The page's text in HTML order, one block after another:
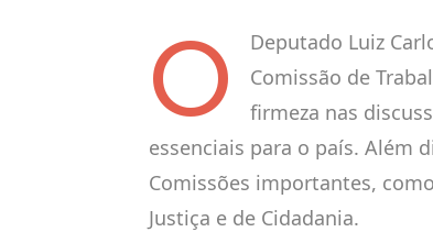
O
Deputado Luiz
Comissão de
firmeza nas
essenciais para o país. Além
Comissões importantes,
Justiça e de Cidadania.